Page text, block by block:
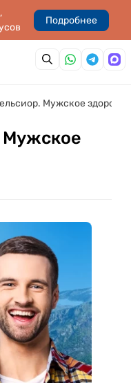
Подробнее
Мужское здоровье
Мужское